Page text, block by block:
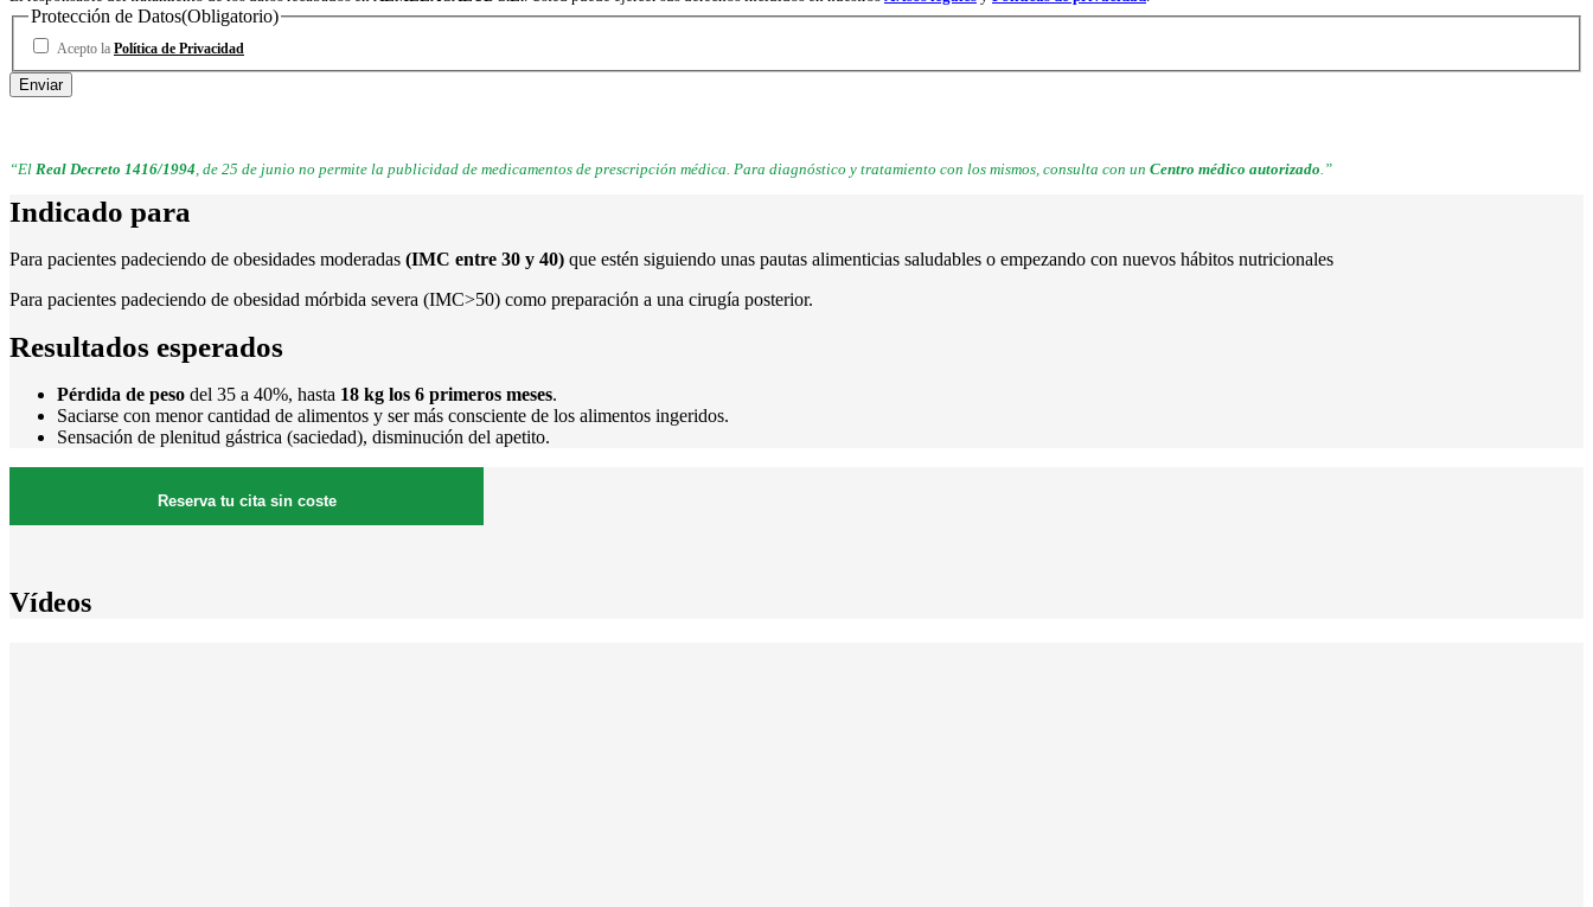
Protección de Datos(Obligatorio)
Acepto la Política de Privacidad
“El Real Decreto 1416/1994 , de 25 de junio no permite la publicidad de medicamentos de prescripción médica. Para diagnóstico y tratamiento con los mismos, consulta con un Centro médico autorizado .”
Indicado para
Para pacientes padeciendo de obesidades moderadas (IMC entre 30 y 40) que estén siguiendo unas pautas alimenticias saludables o empezando con nuevos hábitos nutricionales
Para pacientes padeciendo de obesidad mórbida severa (IMC>50) como preparación a una cirugía posterior.
Resultados esperados
Pérdida de peso del 35 a 40%, hasta 18 kg los 6 primeros meses.
Saciarse con menor cantidad de alimentos y ser más consciente de los alimentos ingeridos.
Sensación de plenitud gástrica (saciedad), disminución del apetito.
Reserva tu cita sin coste
Vídeos